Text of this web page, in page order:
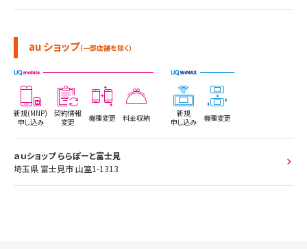
au ショップ（一部店舗を除く）
新規(MNP)
申し込み
契約情報
変更
機種変更 料金収納
新規
申し込み
機種変更
ａｕショップ ららぽーと富士見
埼玉県 富士見市 山室1-1313